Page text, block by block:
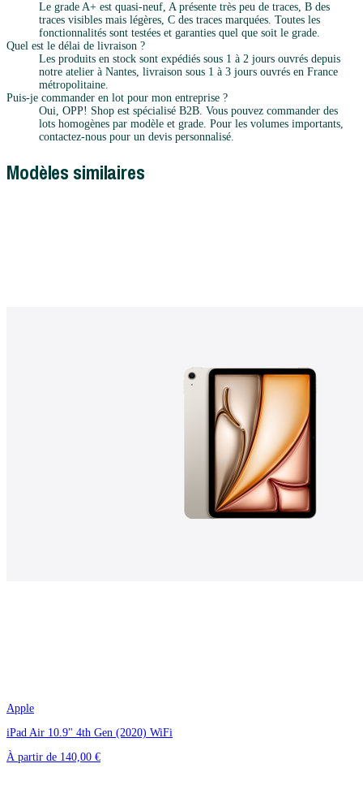
Le grade A+ est quasi-neuf, A présente très peu de traces, B des
traces visibles mais légères, C des traces marquées. Toutes les
fonctionnalités sont testées et garanties quel que soit le grade.
Quel est le délai de livraison ?
Les produits en stock sont expédiés sous 1 à 2 jours ouvrés depuis
notre atelier à Nantes, livraison sous 1 à 3 jours ouvrés en France
métropolitaine.
Puis-je commander en lot pour mon entreprise ?
Oui, OPP! Shop est spécialisé B2B. Vous pouvez commander des
lots homogènes par modèle et grade. Pour les volumes importants,
contactez-nous pour un devis personnalisé.
Modèles similaires
Apple
iPad Air 10.9" 4th Gen (2020) WiFi
À partir de 140,00 €